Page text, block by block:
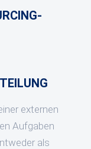
externen
Aufgaben
als